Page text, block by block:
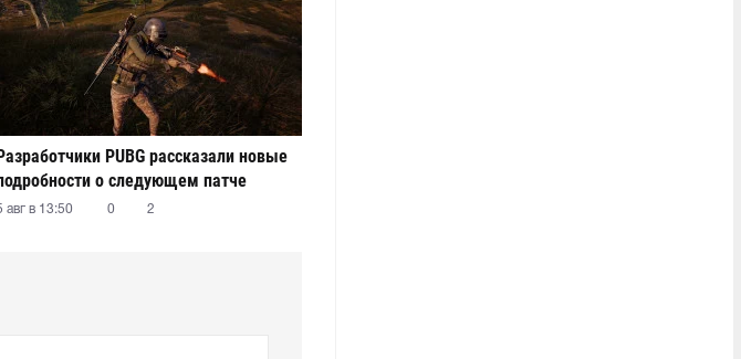
PUBG рассказали новые
о следующем патче
авг в 13:50 0 2